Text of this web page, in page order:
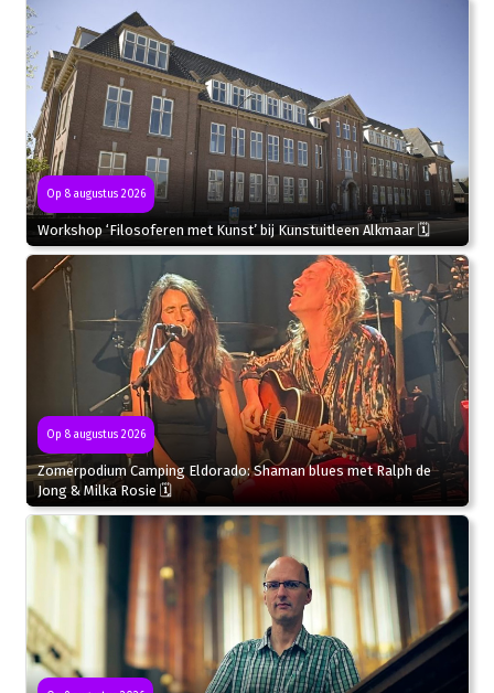
Op 8 augustus 2026
Workshop ‘Filosoferen met Kunst’ bij Kunstuitleen Alkmaar 🗓
Op 8 augustus 2026
Zomerpodium Camping Eldorado: Shaman blues met Ralph de
Jong & Milka Rosie 🗓